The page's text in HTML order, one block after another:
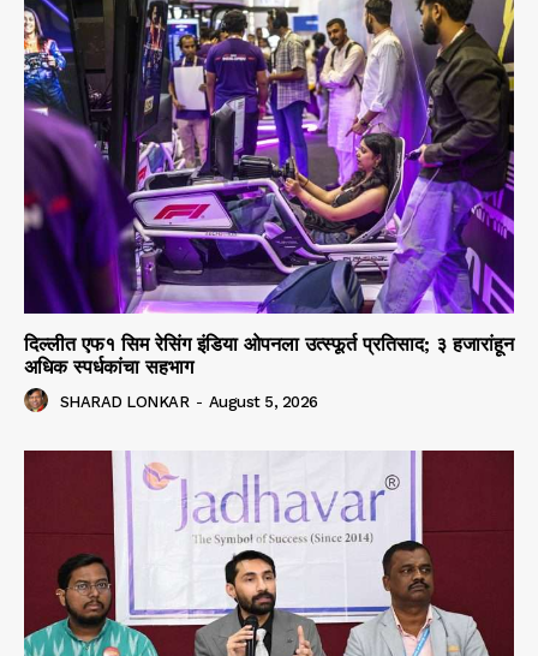
दिल्लीत एफ१ सिम रेसिंग इंडिया ओपनला उत्स्फूर्त प्रतिसाद; ३ हजारांहून
अधिक स्पर्धकांचा सहभाग
SHARAD LONKAR - August 5, 2026